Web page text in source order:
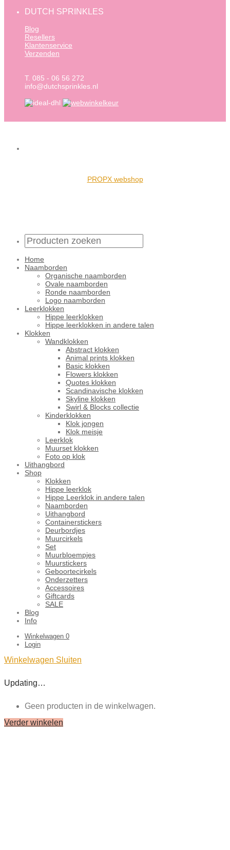
DUTCH SPRINKLES
Blog
Resellers
Klantenservice
Verzenden
T. 085 - 06 56 272
info@dutchsprinkles.nl
PROPX webshop
Home
Naamborden
Organische naamborden
Ovale naamborden
Ronde naamborden
Logo naamborden
Leerklokken
Hippe leerklokken
Hippe leerklokken in andere talen
Klokken
Wandklokken
Abstract klokken
Animal prints klokken
Basic klokken
Flowers klokken
Quotes klokken
Scandinavische klokken
Skyline klokken
Swirl & Blocks collectie
Kinderklokken
Klok jongen
Klok meisje
Leerklok
Muurset klokken
Foto op klok
Uithangbord
Shop
Klokken
Hippe leerklok
Hippe Leerklok in andere talen
Naamborden
Uithangbord
Containerstickers
Deurbordjes
Muurcirkels
Set
Muurbloempjes
Muurstickers
Geboortecirkels
Onderzetters
Accessoires
Giftcards
SALE
Blog
Info
Winkelwagen 0
Login
Winkelwagen Sluiten
Updating…
Geen producten in de winkelwagen.
Verder winkelen